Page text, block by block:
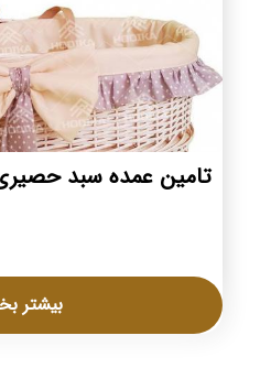
تامین عمده سبد
بیشتر